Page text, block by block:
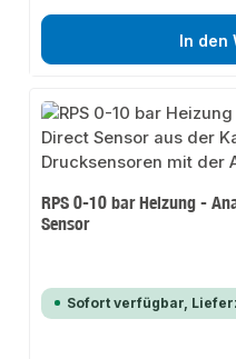
In den
RPS 0-10 bar Heizung -
Sensor
Sofort verfügbar,